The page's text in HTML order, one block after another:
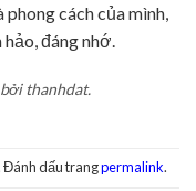
cách của mình,
đáng nhớ.
thanhdat.
Đánh dấu trangpermalink.